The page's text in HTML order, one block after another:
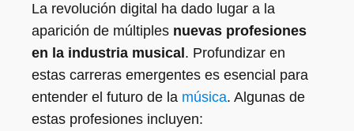
La revolución digital ha dado lugar a la
aparición de múltiples nuevas profesiones
en la industria musical . Profundizar en
estas carreras emergentes es esencial para
entender el futuro de la música. Algunas de
estas profesiones incluyen: